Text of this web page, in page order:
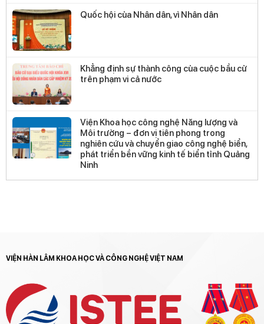
Quốc hội của Nhân dân, vì Nhân dân
Khẳng định sự thành công của cuộc bầu cử
trên phạm vi cả nước
Viện Khoa học công nghệ Năng lượng và
Môi trường – đơn vị tiên phong trong
nghiên cứu và chuyển giao công nghệ biển,
phát triển bền vững kinh tế biển tỉnh Quảng
Ninh
VIỆN HÀN LÂM KHOA HỌC VÀ CÔNG NGHỆ VIỆT NAM